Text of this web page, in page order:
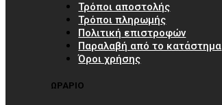
Τρόποι αποστολής
Τρόποι πληρωμής
Πολιτική επιστροφών
Παραλαβή από το κατάστημα
Όροι χρήσης
ΩΡΑΡΙΟ